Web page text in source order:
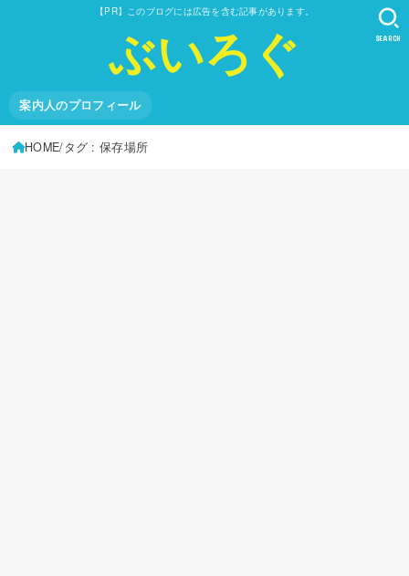
【PR】このブログには広告を含む記事があります。
ぶいろぐ
案内人のプロフィール
SEARCH
HOME タグ : 保存場所